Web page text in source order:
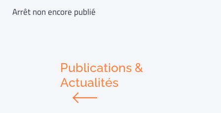
Arrêt non encore publié
Publications &
Actualités